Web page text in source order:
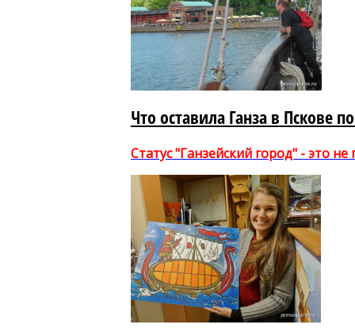
Что оставила Ганза в Пскове
Статус "Ганзейский город" - это не